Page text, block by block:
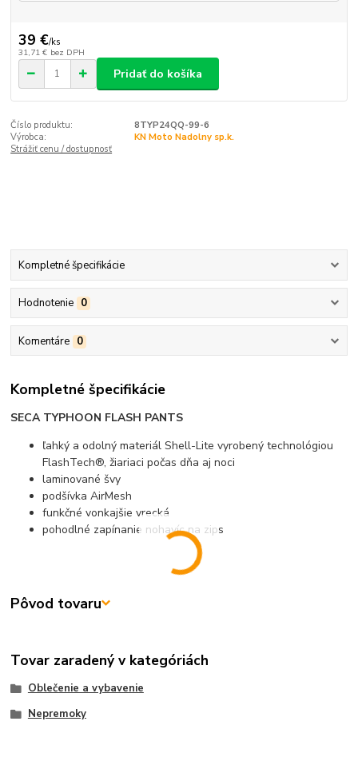
39 €/ks
31,71 € bez DPH
Pridať do košíka
Číslo produktu:
8TYP24QQ-99-6
Výrobca:
KN Moto Nadolny sp.k.
Strážiť cenu / dostupnosť
Kompletné špecifikácie
Hodnotenie 0
Komentáre 0
Kompletné špecifikácie
SECA TYPHOON FLASH PANTS
ľahký a odolný materiál Shell-Lite vyrobený technológiou
FlashTech®, žiariaci počas dňa aj noci
laminované švy
podšívka AirMesh
funkčné vonkajšie vrecká
pohodlné zapínanie nohavíc na zips
Pôvod tovaru
Tovar zaradený v kategóriách
Oblečenie a vybavenie
Nepremoky